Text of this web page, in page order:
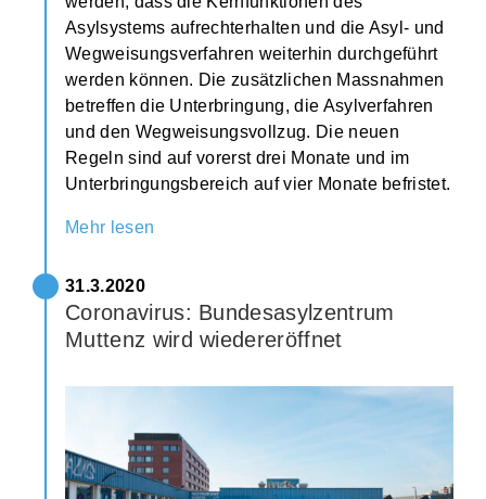
Asylsystems aufrechterhalten und die Asyl- und
Wegweisungsverfahren weiterhin durchgeführt
werden können. Die zusätzlichen Massnahmen
betreffen die Unterbringung, die Asylverfahren
und den Wegweisungsvollzug. Die neuen
Regeln sind auf vorerst drei Monate und im
Unterbringungsbereich auf vier Monate befristet.
Mehr lesen
31.3.2020
Coronavirus: Bundesasylzentrum
Muttenz wird wiedereröffnet